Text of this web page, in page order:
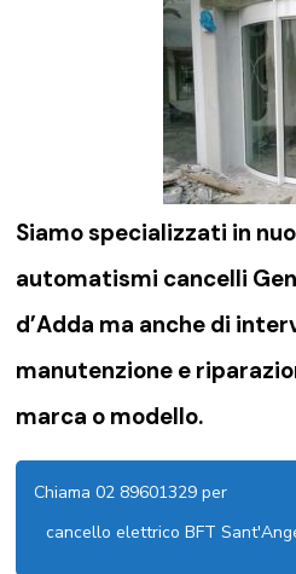
Siamo specializzati in
automatismi cancelli
d’Adda ma anche di
manutenzione e
marca o modello.
Chiama 02 89601329 per
cancello elettrico BFT